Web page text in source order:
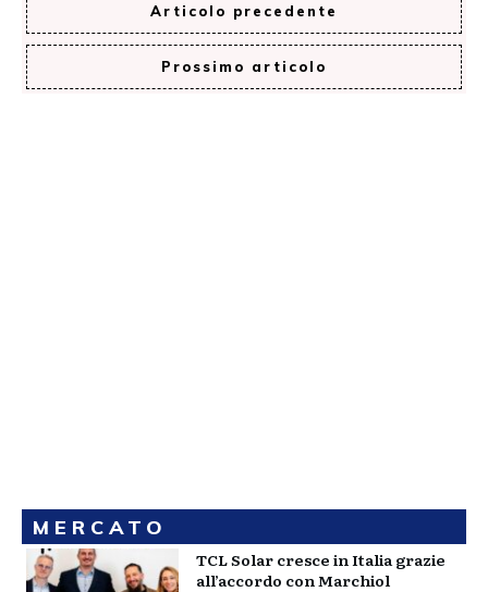
Articolo precedente
Prossimo articolo
MERCATO
TCL Solar cresce in Italia grazie
all’accordo con Marchiol